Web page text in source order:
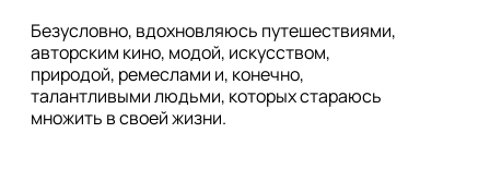
Безусловно, вдохновляюсь путешествиями,
авторским кино, модой, искусством,
природой, ремеслами и, конечно,
талантливыми людьми, которых стараюсь
множить в своей жизни.